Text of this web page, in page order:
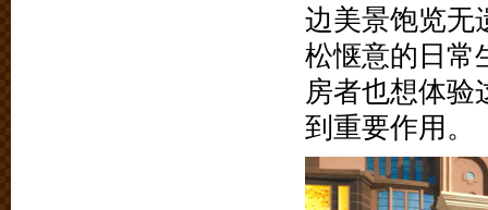
边美景饱览无
松惬意的日常
房者也想体验
到重要作用。